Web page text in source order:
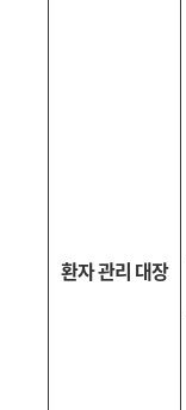
환자 관리 대장